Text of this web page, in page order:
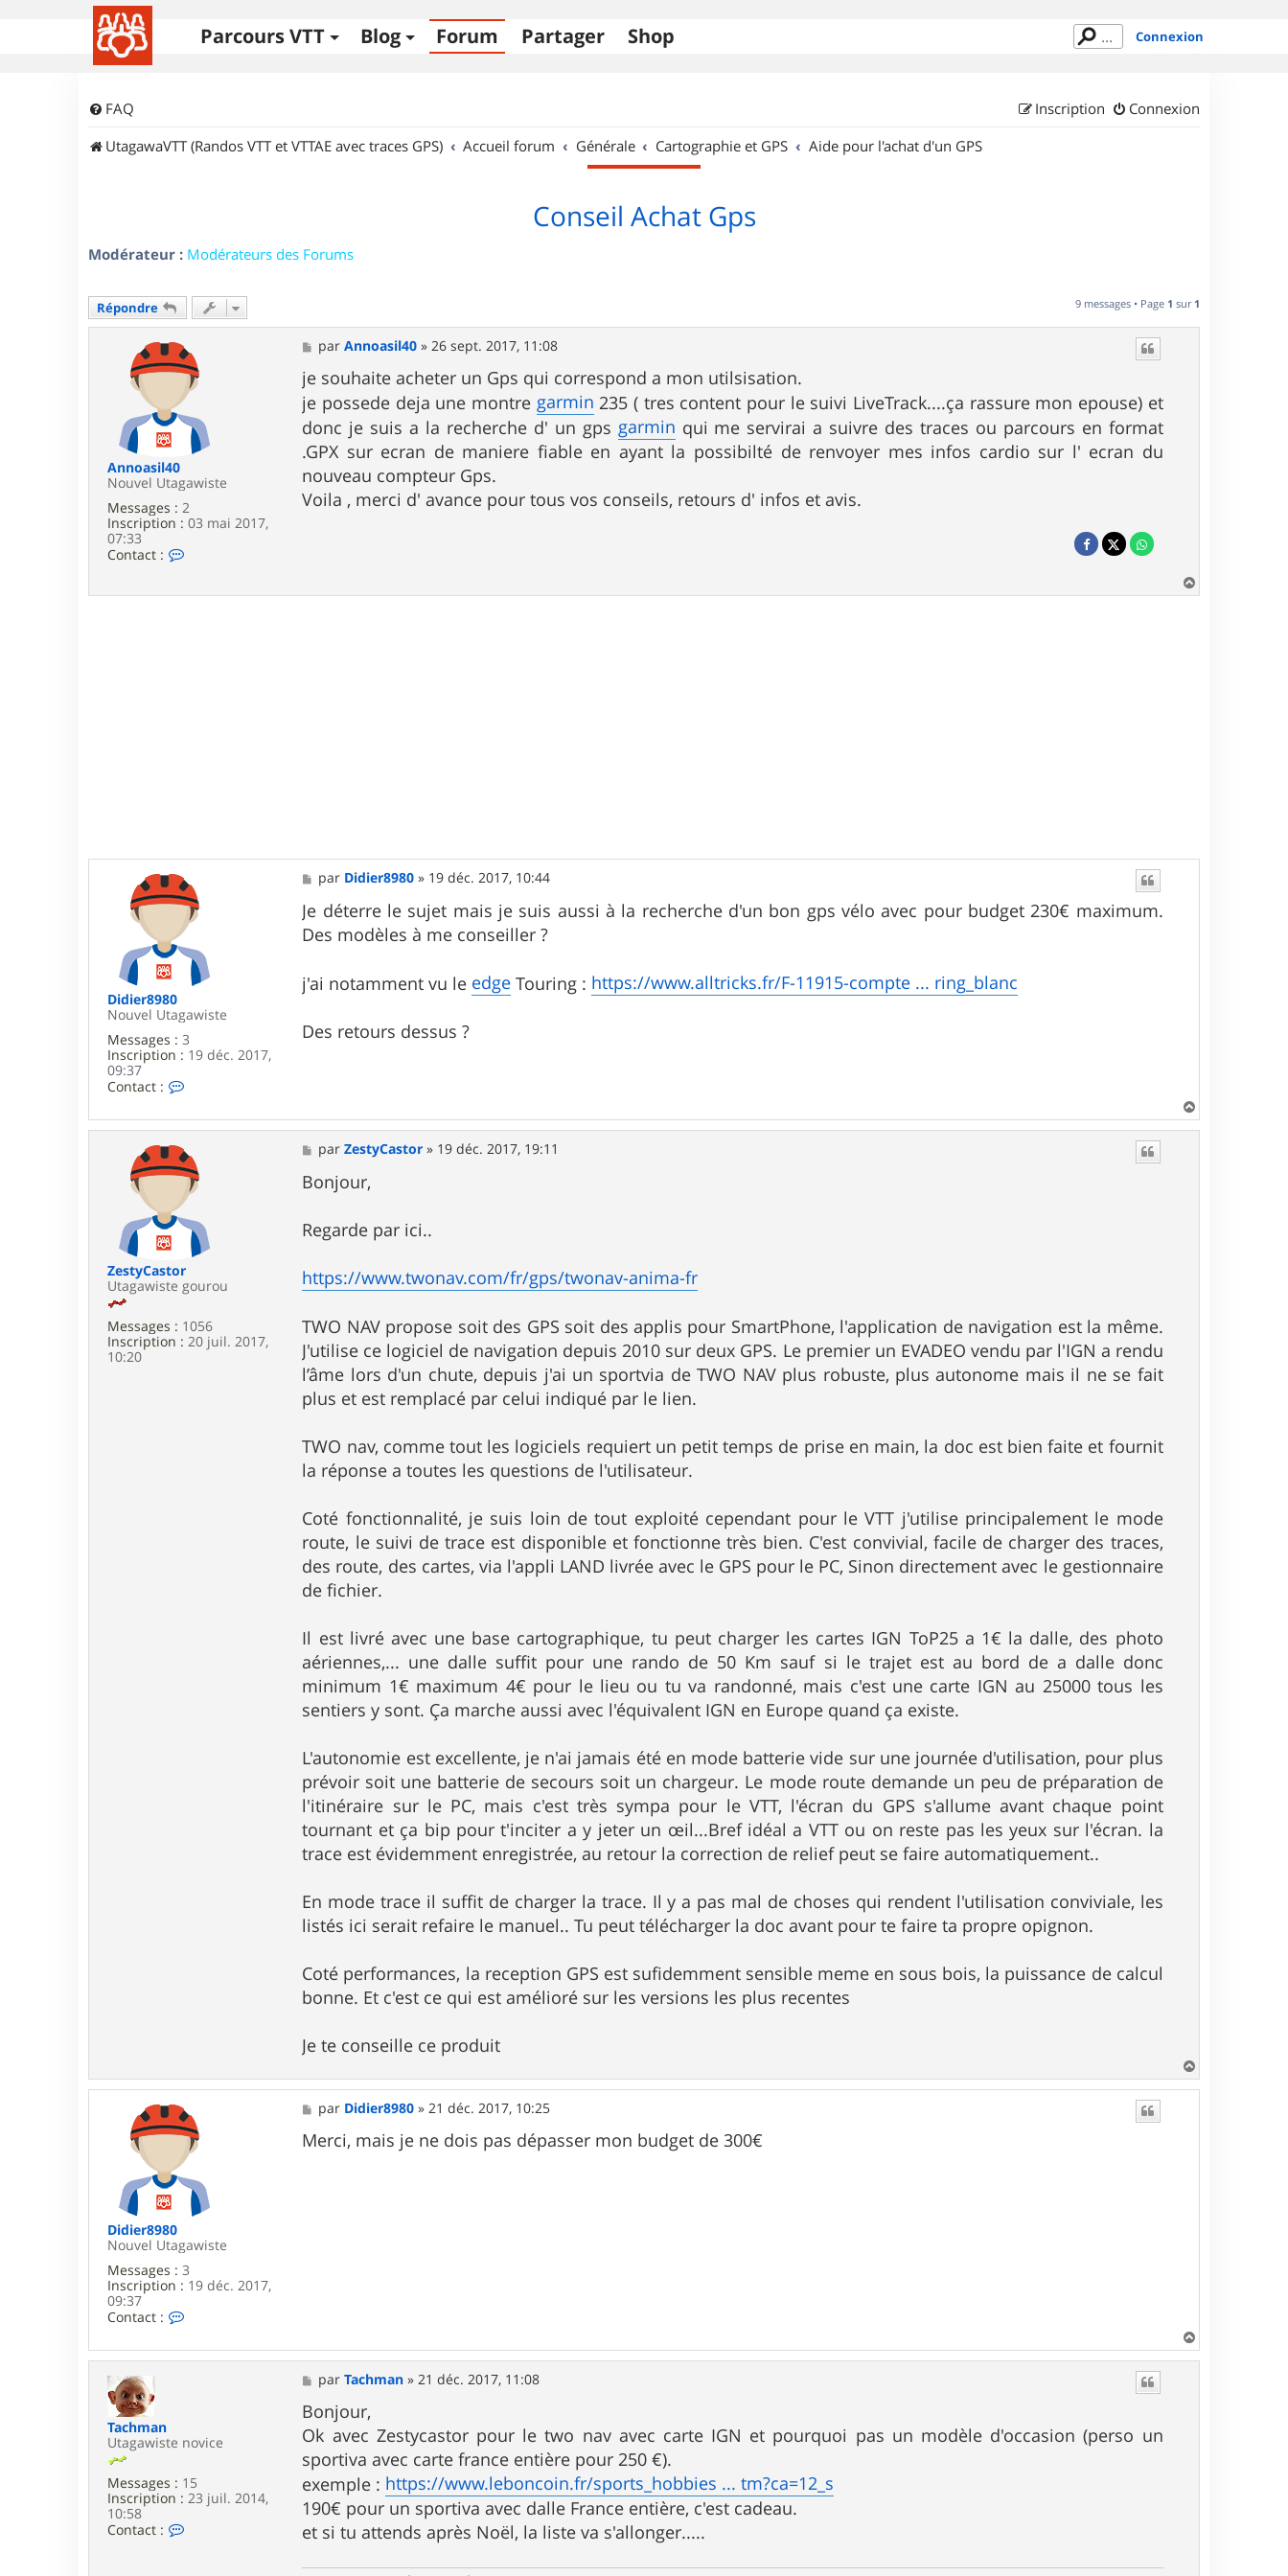
Parcours VTT Blog Forum Partager Shop Connexion
FAQ Connexion
Inscription
UtagawaVTT (Randos VTT et VTTAE avec traces GPS)
Accueil forum Générale Cartographie et GPS Aide pour l'achat d'un GPS
Conseil Achat Gps
Modérateur : Modérateurs des Forums
Répondre 9 messages • Page 1 sur 1
Annoasil40
Nouvel Utagawiste
Messages : 2
Inscription : 03 mai 2017,
07:33
Contact :
t
M
e
s
s
a
g
e
parAnnoasil40 »26 sept. 2017, 11:08
je souhaite acheter un Gps qui correspond a mon utilsisation.
je possede deja une montre garmin 235 ( tres content pour le suivi LiveTrack....ça rassure mon epouse) et
donc je suis a la recherche d' un gps garmin qui me servirai a suivre des traces ou parcours en format
.GPX sur ecran de maniere fiable en ayant la possibilté de renvoyer mes infos cardio sur l' ecran du
nouveau compteur Gps.
Voila , merci d' avance pour tous vos conseils, retours d' infos et avis.
a
Didier8980
Nouvel Utagawiste
Messages : 3
Inscription : 19 déc. 2017,
09:37
Contact :
n
t
c
t
e
D
d
e
r
9
8
M
e
s
s
a
par Didier8980 » 19 déc. 2017, 10:44
Je déterre le sujet mais je suis aussi à la recherche d'un bon gps vélo avec pour budget 230€ maximum.
Des modèles à me conseiller ?
j'ai notamment vu le edge Touring : https://www.alltricks.fr/F-11915-compte ... ring_blanc
Des retours dessus ?
a
ZestyCastor
Utagawiste gourou
Messages : 1056
Inscription : 20 juil. 2017,
10:20
M
e
s
s
g
e
parZestyCastor » 19 déc. 2017, 19:11
Bonjour,
Regarde par ici..
https://www.twonav.com/fr/gps/twonav-anima-fr
TWO NAV propose soit des GPS soit des applis pour SmartPhone, l'application de navigation est la même.
J'utilise ce logiciel de navigation depuis 2010 sur deux GPS. Le premier un EVADEO vendu par l'IGN a rendu
l’âme lors d'un chute, depuis j'ai un sportvia de TWO NAV plus robuste, plus autonome mais il ne se fait
plus et est remplacé par celui indiqué par le lien.
TWO nav, comme tout les logiciels requiert un petit temps de prise en main, la doc est bien faite et fournit
la réponse a toutes les questions de l'utilisateur.
Coté fonctionnalité, je suis loin de tout exploité cependant pour le VTT j'utilise principalement le mode
route, le suivi de trace est disponible et fonctionne très bien. C'est convivial, facile de charger des traces,
des route, des cartes, via l'appli LAND livrée avec le GPS pour le PC, Sinon directement avec le gestionnaire
de fichier.
Il est livré avec une base cartographique, tu peut charger les cartes IGN ToP25 a 1€ la dalle, des photo
aériennes,... une dalle suffit pour une rando de 50 Km sauf si le trajet est au bord de a dalle donc
minimum 1€ maximum 4€ pour le lieu ou tu va randonné, mais c'est une carte IGN au 25000 tous les
sentiers y sont. Ça marche aussi avec l'équivalent IGN en Europe quand ça existe.
L'autonomie est excellente, je n'ai jamais été en mode batterie vide sur une journée d'utilisation, pour plus
prévoir soit une batterie de secours soit un chargeur. Le mode route demande un peu de préparation de
l'itinéraire sur le PC, mais c'est très sympa pour le VTT, l'écran du GPS s'allume avant chaque point
tournant et ça bip pour t'inciter a y jeter un œil...Bref idéal a VTT ou on reste pas les yeux sur l'écran. la
trace est évidemment enregistrée, au retour la correction de relief peut se faire automatiquement..
En mode trace il suffit de charger la trace. Il y a pas mal de choses qui rendent l'utilisation conviviale, les
listés ici serait refaire le manuel.. Tu peut télécharger la doc avant pour te faire ta propre opignon.
Coté performances, la reception GPS est sufidemment sensible meme en sous bois, la puissance de calcul
bonne. Et c'est ce qui est amélioré sur les versions les plus recentes
Je te conseille ce produit
a
Didier8980
Nouvel Utagawiste
Messages : 3
Inscription : 19 déc. 2017,
09:37
Contact :
t
r
D
d
i
M
e
s
s
par Didier8980 » 21 déc. 2017, 10:25
Merci, mais je ne dois pas dépasser mon budget de 300€
a
Tachman
Utagawiste novice
Messages : 15
Inscription : 23 juil. 2014,
10:58
Contact :
M
e
s
s
a
g
e
parTachman » 21 déc. 2017, 11:08
Bonjour,
Ok avec Zestycastor pour le two nav avec carte IGN et pourquoi pas un modèle d'occasion (perso un
sportiva avec carte france entière pour 250 €).
exemple : https://www.leboncoin.fr/sports_hobbies ... tm?ca=12_s
190€ pour un sportiva avec dalle France entière, c'est cadeau.
et si tu attends après Noël, la liste va s'allonger.....